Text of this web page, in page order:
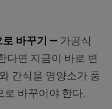
로 바꾸기 — 가공식
다면 지금이 바로 변
간식을 영양소가 풍
로 바꾸어야 한다.